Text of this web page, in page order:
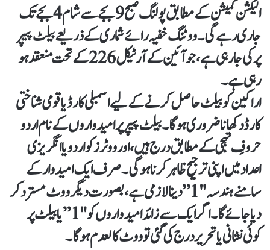
الیکشن کمیشن کے مطابق پولنگ صبح 9 بجے سے شام 4 بجے تک
جاری رہے گی۔ ووٹنگ خفیہ رائے شماری کے ذریعے بیلٹ پیپر
پر کی جا رہی ہے، جو آئین کے آرٹیکل 226 کے تحت منعقد ہو
رہی ہے۔
اراکین کو بیلٹ حاصل کرنے کے لیے اسمبلی کارڈ یا قومی شناختی
کارڈ دکھانا ضروری ہوگا۔ بیلٹ پیپر پر امیدواروں کے نام اردو
حروفِ تہجی کے مطابق درج ہیں، اور ووٹرز کو اردو یا انگریزی
اعداد میں اپنی ترجیح ظاہر کرنا ہوگی۔ صرف ایک امیدوار کے
سامنے ہندسہ "1” دینا لازمی ہے، بصورت دیگر ووٹ مسترد کر
دیا جائے گا۔ اگر ایک سے زائد امیدواروں کو "1” یا بیلٹ پر
کوئی نشانی یا تحریر درج کی گئی تو ووٹ کالعدم ہوگا۔